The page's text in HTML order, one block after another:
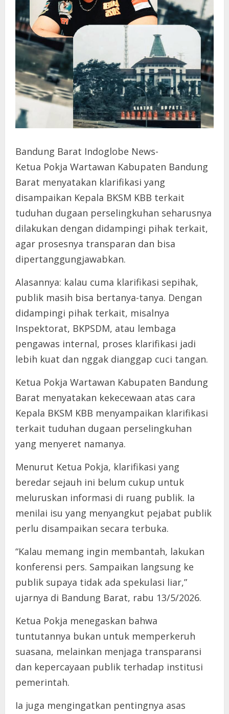
Bandung Barat Indoglobe News-
Ketua Pokja Wartawan Kabupaten Bandung
Barat menyatakan klarifikasi yang
disampaikan Kepala BKSM KBB terkait
tuduhan dugaan perselingkuhan seharusnya
dilakukan dengan didampingi pihak terkait,
agar prosesnya transparan dan bisa
dipertanggungjawabkan.
Alasannya: kalau cuma klarifikasi sepihak,
publik masih bisa bertanya-tanya. Dengan
didampingi pihak terkait, misalnya
Inspektorat, BKPSDM, atau lembaga
pengawas internal, proses klarifikasi jadi
lebih kuat dan nggak dianggap cuci tangan.
Ketua Pokja Wartawan Kabupaten Bandung
Barat menyatakan kekecewaan atas cara
Kepala BKSM KBB menyampaikan klarifikasi
terkait tuduhan dugaan perselingkuhan
yang menyeret namanya.
Menurut Ketua Pokja, klarifikasi yang
beredar sejauh ini belum cukup untuk
meluruskan informasi di ruang publik. Ia
menilai isu yang menyangkut pejabat publik
perlu disampaikan secara terbuka.
“Kalau memang ingin membantah, lakukan
konferensi pers. Sampaikan langsung ke
publik supaya tidak ada spekulasi liar,”
ujarnya di Bandung Barat, rabu 13/5/2026.
Ketua Pokja menegaskan bahwa
tuntutannya bukan untuk memperkeruh
suasana, melainkan menjaga transparansi
dan kepercayaan publik terhadap institusi
pemerintah.
Ia juga mengingatkan pentingnya asas